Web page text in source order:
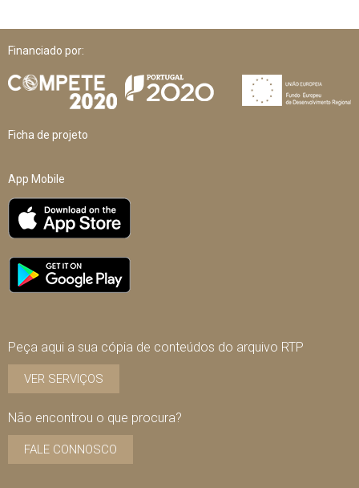
Financiado por:
Ficha de projeto
App Mobile
Peça aqui a sua cópia de conteúdos do arquivo RTP
VER SERVIÇOS
Não encontrou o que procura?
FALE CONNOSCO